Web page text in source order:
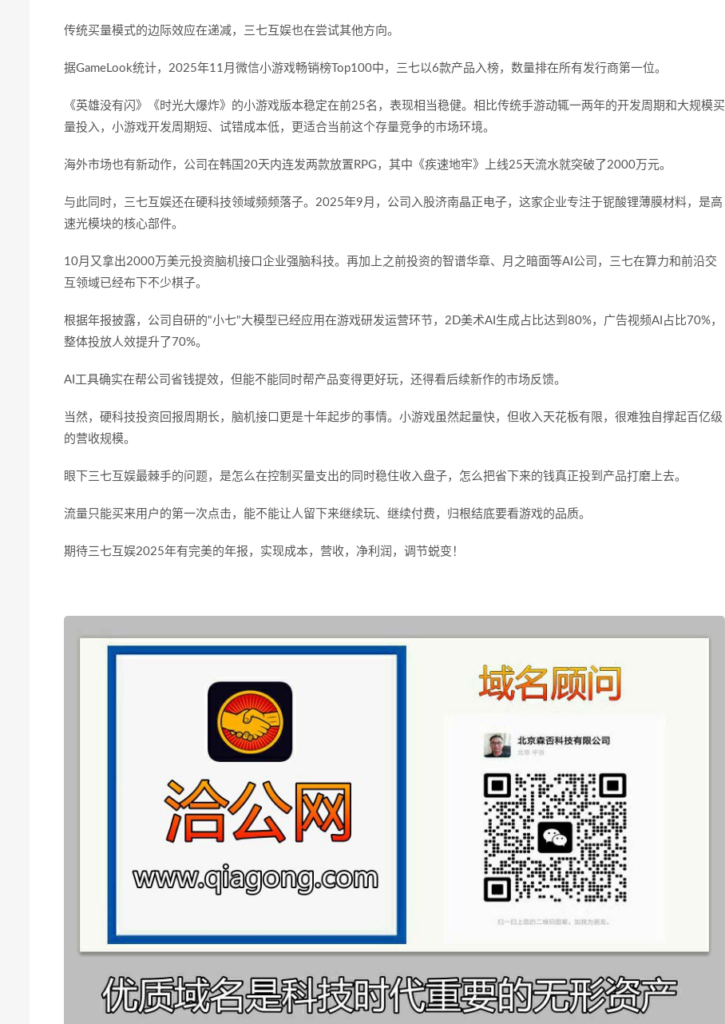
传统买量模式的边际效应在递减，三七互娱也在尝试其他方向。
据GameLook统计， 2025年11月微信小游戏畅销榜 Top100中，三七以6款产品入榜，数量排在所有发行商第一位。
《英雄没有闪》《时光大爆炸》的小游戏版本稳定在前25名，表现相当稳健。相比传统手游动辄一两年的开发周期和大规模买
量投入，小游戏开发周期短、试错成本低，更适合当前这个存量竞争的市场环境。
海外市场也有新动作，公司在韩国 20天内连发两款放置 RPG ，其中《疾速地牢》上线25天流水就突破了 2000万元。
与此同时，三七互娱还在硬科技领域频频落子。 2025年9月，公司入股济南晶正电子，这家企业专注于铌酸锂薄膜材料，是高
速光模块的核心部件。
10月又拿出2000万美元投资脑机接口企业强脑科技。再加上之前投资的智谱华章、月之暗面等AI 公司，三七在算力和前沿交
互领域已经布下不少棋子。
根据年报披露，公司自研的"小七"大模型已经应用在游戏研发运营环节， 2D美术AI 生成占比达到 80%，广告视频AI 占比 70%，
整体投放人效提升了 70%。
AI 工具确实在帮公司省钱提效，但能不能同时帮产品变得更好玩，还得看后续新作的市场反馈。
当然，硬科技投资回报周期长，脑机接口更是十年起步的事情。小游戏虽然起量快，但收入天花板有限，很难独自撑起百亿级
的营收规模。
眼下三七互娱最棘手的问题，是怎么在控制买量支出的同时稳住收入盘子，怎么把省下来的钱真正投到产品打磨上去。
流量只能买来用户的第一次点击，能不能让人留下来继续玩、继续付费，归根结底要看游戏的品质。
期待三七互娱2025年有完美的年报，实现成本，营收，净利润，调节蜕变！